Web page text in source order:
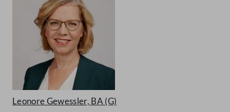
Leonore Gewessler, BA (G)